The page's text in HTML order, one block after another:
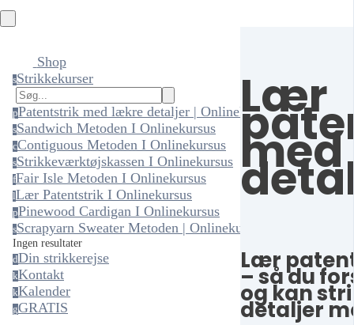
Shop
sStrikkekurser
pPatentstrik med lækre detaljer | Onlinekursus
sSandwich Metoden I Onlinekursus
cContiguous Metoden I Onlinekursus
sStrikkeværktøjskassen I Onlinekursus
fFair Isle Metoden I Onlinekursus
lLær Patentstrik I Onlinekursus
pPinewood Cardigan I Onlinekursus
sScrapyarn Sweater Metoden | Onlinekursus
Ingen resultater
dDin strikkerejse
kKontakt
kKalender
gGRATIS
Lær
Lær
– så du
og kan
detaljer